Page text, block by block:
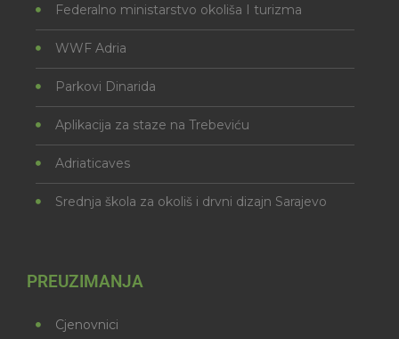
Federalno ministarstvo okoliša I turizma
WWF Adria
Parkovi Dinarida
Aplikacija za staze na Trebeviću
Adriaticaves
Srednja škola za okoliš i drvni dizajn Sarajevo
PREUZIMANJA
Cjenovnici